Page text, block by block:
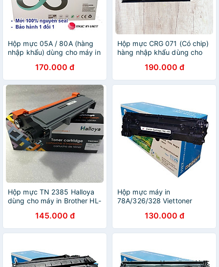
Hộp mực 05A / 80A (hàng
nhập khẩu) dùng cho máy in
P2035, P2055 - Canon LBP
251DW, 252DW, MF416DW -
Cartridge CE505A - CF280A
170.000 đ
Hộp mực CRG 071 (Có chip)
hàng nhập khẩu dùng cho
122dw / MF272dw /
MF275dw - Cartridge
CRG071
190.000 đ
Hộp mực TN 2385 Halloya
dùng cho máy in Brother HL-
2366DW, MFC-L2701D,
MFC-L2701DW, DPC
L2520D Hàng nhập khẩu
145.000 đ
Hộp mực máy in
78A/326/328 Viettoner
6230dn, 6200, MF4410,
4420, 4430, 4450,
MF4550, 4470, 4480, D520
P1606d, M1536 - Cartridge
326
130.000 đ